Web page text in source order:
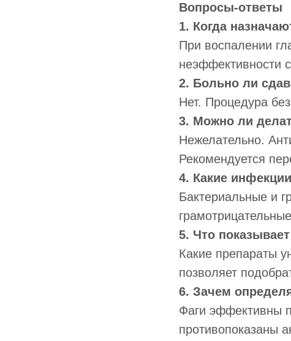
Вопросы-ответы
1. Когда
При воспалении
неэффективности
2. Больно ли
Нет. Процедура
3. Можно ли
Нежелательно.
Рекомендуется
4. Какие
Бактериальные и
5. Что
Какие препараты
позволяет
6. Зачем
Фаги эффективны
противопоказаны